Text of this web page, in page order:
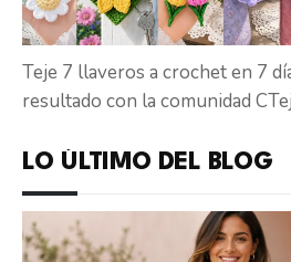
Teje 7 llaveros a crochet en 7
resultado con la comunidad
LO ÚLTIMO DEL BLOG